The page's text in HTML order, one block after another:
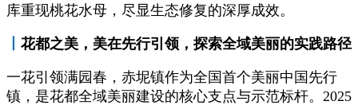
库重现桃花水母，尽显生态修复的深厚成效。
花都之美，美在先行引领，探索全域美丽的实践路径
一花引领满园春，赤坭镇作为全国首个美丽中国先行
镇，是花都全域美丽建设的核心支点与示范标杆。2025